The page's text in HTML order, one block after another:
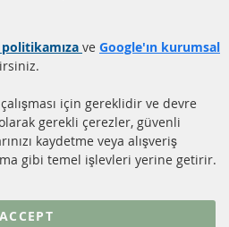
Gönderim ücreti
ve Google'ın kurumsal
için gereklidir ve devre
gerekli çerezler, güvenli
kaydetme veya alışveriş
gibi temel işlevleri yerine getirir.
ACCEPT